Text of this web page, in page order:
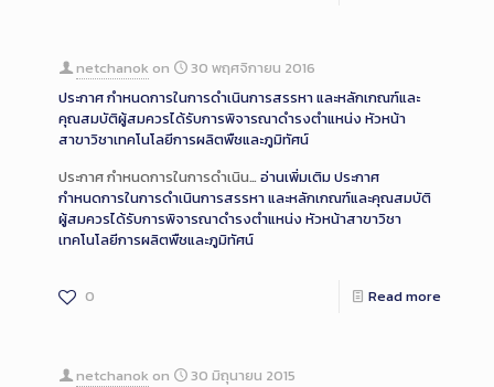
netchanok on
30 พฤศจิกายน 2016
ประกาศ กำหนดการในการดำเนินการสรรหา และหลักเกณฑ์และ
คุณสมบัติผู้สมควรได้รับการพิจารณาดำรงตำแหน่ง หัวหน้า
สาขาวิชาเทคโนโลยีการผลิตพืชและภูมิทัศน์
ประกาศ กำหนดการในการดำเนิน… อ่านเพิ่มเติมประกาศ
กำหนดการในการดำเนินการสรรหา และหลักเกณฑ์และคุณสมบัติ
ผู้สมควรได้รับการพิจารณาดำรงตำแหน่ง หัวหน้าสาขาวิชา
เทคโนโลยีการผลิตพืชและภูมิทัศน์
0 Read more
netchanok on
30 มิถุนายน 2015